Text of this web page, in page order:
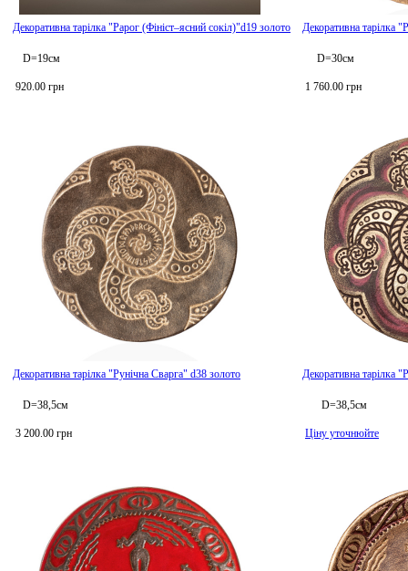
Декоративна тарілка "Рарог (Фініст–ясний сокіл)"d19 золото
D=19см
920.00 грн
Декоративна тарілка
D=30см
1 760.00 грн
Декоративна тарілка "Рунічна Сварга" d38 золото
D=38,5см
3 200.00 грн
Декоративна тарілка
D=38,5см
Ціну уточнюйте